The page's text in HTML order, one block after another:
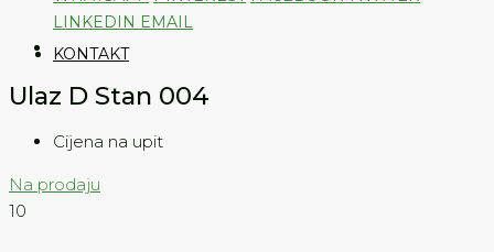
KONTAKT
LINKEDIN EMAIL
Ulaz D Stan 004
Cijena na upit
Na prodaju
10